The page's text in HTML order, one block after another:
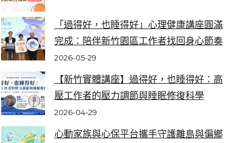
「過得好，也睡得好」心理健康講座圓滿
完成：陪伴新竹園區工作者找回身心節奏
2026-05-29
【新竹實體講座】過得好，也睡得好：高
壓工作者的壓力調節與睡眠修復科學
2026-04-29
心動家族與心保平台攜手守護離島與偏鄉